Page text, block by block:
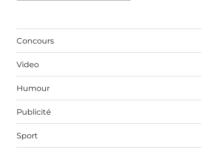
Concours
Video
Humour
Publicité
Sport